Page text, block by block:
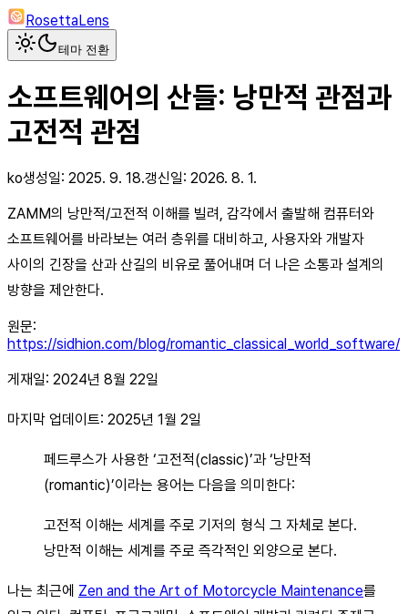
RosettaLens
테마 전환
소프트웨어의 산들: 낭만적 관점과
고전적 관점
ko생성일: 2025. 9. 18.갱신일: 2026. 8. 1.
ZAMM의 낭만적/고전적 이해를 빌려, 감각에서 출발해 컴퓨터와
소프트웨어를 바라보는 여러 층위를 대비하고, 사용자와 개발자
사이의 긴장을 산과 산길의 비유로 풀어내며 더 나은 소통과 설계의
방향을 제안한다.
원문:
https://sidhion.com/blog/romantic_classical_world_software/
게재일: 2024년 8월 22일
마지막 업데이트: 2025년 1월 2일
페드루스가 사용한 ‘고전적(classic)’과 ‘낭만적
(romantic)’이라는 용어는 다음을 의미한다:
고전적 이해는 세계를 주로 기저의 형식 그 자체로 본다.
낭만적 이해는 세계를 주로 즉각적인 외양으로 본다.
나는 최근에 Zen and the Art of Motorcycle Maintenance를